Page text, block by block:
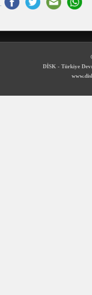
DİSK - Türkiye